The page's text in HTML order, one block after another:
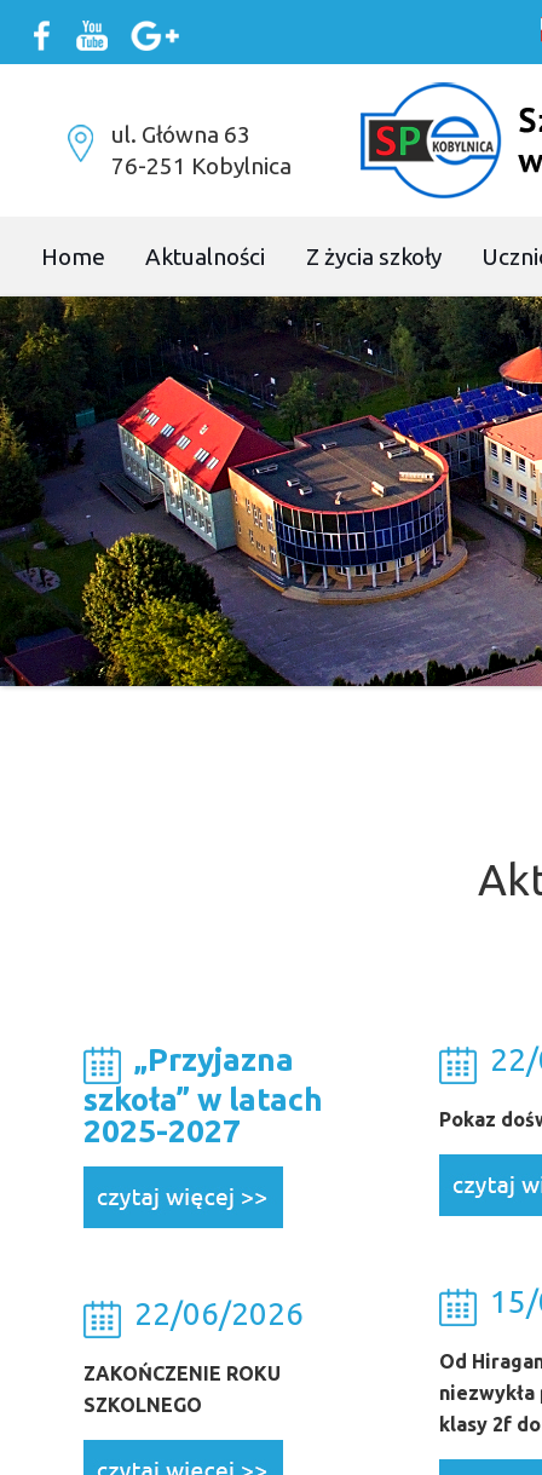
ul. Główna 63
76-251 Kobylnica
Home Aktualności Z życia szkoły
„Przyjazna
szkoła” w latach
2025-2027
22/06/2026
ZAKOŃCZENIE ROKU
SZKOLNEGO
Pokaz
Od
klasy 2f